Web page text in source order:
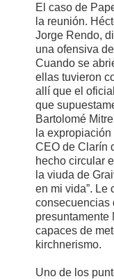
El caso de
la reunión.
Jorge Rendo,
una ofensiva
Cuando se
ellas tuvieron
allí que el
que
Bartolomé
la
CEO de Clarín
hecho circular
la viuda de
en mi vida”. Le
consecuencias
presuntamente
capaces de
kirchnerismo.
Uno de los